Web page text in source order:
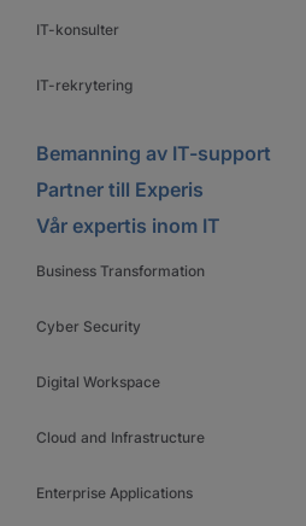
IT-konsulter
IT-rekrytering
Bemanning av IT-support
Partner till Experis
Vår expertis inom IT
Business Transformation
Cyber Security
Digital Workspace
Cloud and Infrastructure
Enterprise Applications